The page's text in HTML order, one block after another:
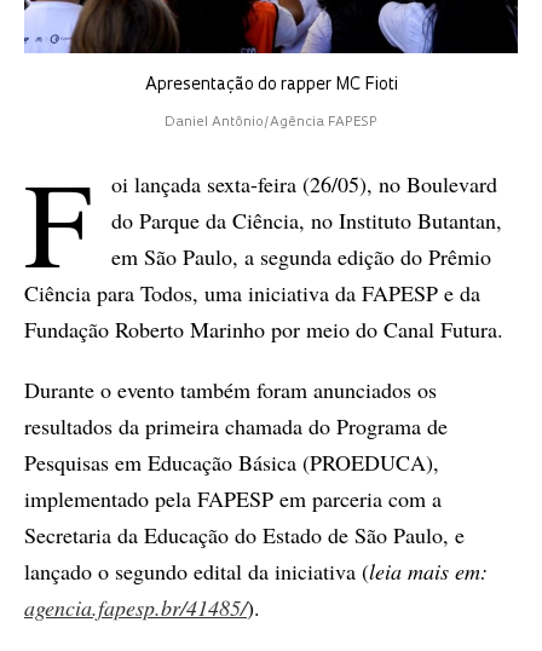
Apresentação do rapper MC Fioti
Daniel Antônio/Agência FAPESP
F
oi lançada sexta-feira (26/05), no Boulevard
do Parque da Ciência, no Instituto Butantan,
em São Paulo, a segunda edição do Prêmio
Ciência para Todos, uma iniciativa da FAPESP e da
Fundação Roberto Marinho por meio do Canal Futura.
Durante o evento também foram anunciados os
resultados da primeira chamada do Programa de
Pesquisas em Educação Básica (PROEDUCA),
implementado pela FAPESP em parceria com a
Secretaria da Educação do Estado de São Paulo, e
lançado o segundo edital da iniciativa (leia mais em:
agencia.fapesp.br/41485/).